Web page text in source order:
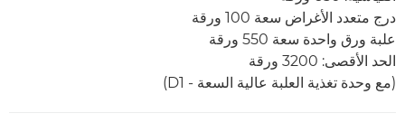
درج متعدد الأغراض سعة 100 ورقة
علبة ورق واحدة سعة 550 ورقة
الحد الأقصى: 3200 ورقة
(مع وحدة تغذية العلبة عالية السعة - D1)